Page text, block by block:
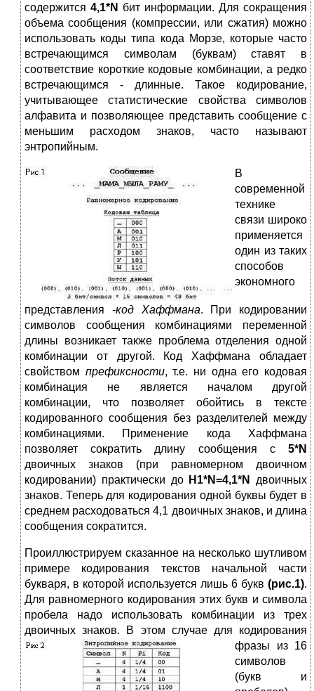
содержится 4,1*N бит информации. Для сокращения
объема сообщения (компрессии, или сжатия) можно
использовать коды типа кода Морзе, которые часто
встречающимся символам (буквам) ставят в
соответствие короткие кодовые комбинации, а редко
встречающимся - длинные. Такое кодирование,
учитывающее статистические свойства символов
алфавита и позволяющее представить сообщение с
меньшим расходом знаков, часто называют
энтропийным.
В
современной
технике
связи широко
применяется
один из таких
способов
экономного
представления -код Хаффмана. При кодировании
символов сообщения комбинациями переменной
длины возникает также проблема отделения одной
комбинации от другой. Код Хаффмана обладает
свойством префиксности, т.е. ни одна его кодовая
комбинация не является началом другой
комбинации, что позволяет обойтись в тексте
кодированного сообщения без разделителей между
комбинациями. Применение кода Хаффмана
позволяет сократить длину сообщения с 5*N
двоичных знаков (при равномерном двоичном
кодировании) практически до H1*N=4,1*N
двоичных
знаков. Теперь для кодирования одной буквы будет в
среднем расходоваться 4,1 двоичных знаков, и длина
сообщения сократится.
Проиллюстрируем сказанное на несколько шутливом
примере кодирования текстов начальной части
букваря, в которой используется лишь 6 букв (рис.1).
Для равномерного кодирования этих букв и символа
пробела надо использовать комбинации из трех
двоичных знаков. В этом случае для кодирования
фразы из 16
символов
(букв и